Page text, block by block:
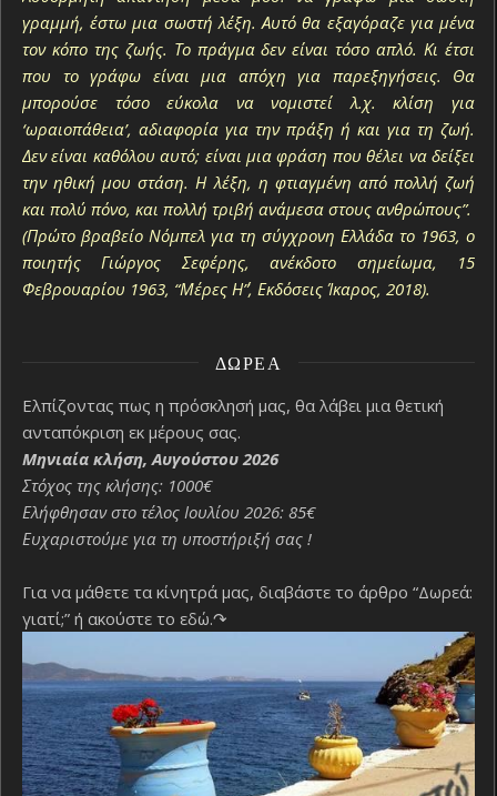
γραμμή, έστω μια σωστή λέξη. Αυτό θα εξαγόραζε για μένα
τον κόπο της ζωής. Το πράγμα δεν είναι τόσο απλό. Κι έτσι
που το γράφω είναι μια απόχη για παρεξηγήσεις. Θα
μπορούσε τόσο εύκολα να νομιστεί λ.χ. κλίση για
‘ωραιοπάθεια’, αδιαφορία για την πράξη ή και για τη ζωή.
Δεν είναι καθόλου αυτό; είναι μια φράση που θέλει να δείξει
την ηθική μου στάση. Η λέξη, η φτιαγμένη από πολλή ζωή
και πολύ πόνο, και πολλή τριβή ανάμεσα στους ανθρώπους”.
(Πρώτο βραβείο Νόμπελ για τη σύγχρονη Ελλάδα το 1963, ο
ποιητής Γιώργος Σεφέρης, ανέκδοτο σημείωμα, 15
Φεβρουαρίου 1963, “Μέρες Η΄”, Εκδόσεις Ίκαρος, 2018).
ΔΩΡΕΆ
Ελπίζοντας πως η πρόσκλησή μας, θα λάβει μια θετική
ανταπόκριση εκ μέρους σας.
Μηνιαία κλήση, Αυγούστου 2026
Στόχος της κλήσης: 1000€
Ελήφθησαν στο τέλος Ιουλίου 2026: 85€
Ευχαριστούμε για τη υποστήριξή σας !
Για να μάθετε τα κίνητρά μας, διαβάστε το άρθρο “Δωρεά:
γιατί;” ή ακούστε το εδώ.↷